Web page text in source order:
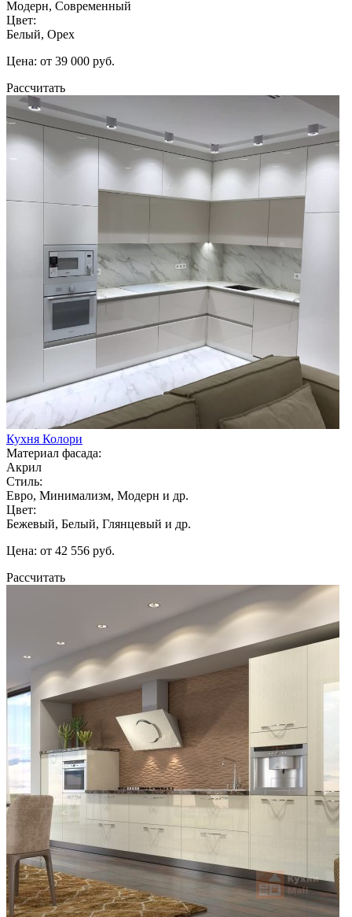
Модерн, Современный
Цвет:
Белый, Орех
Цена: от 39 000 руб.
Рассчитать
Кухня Колори
Материал фасада:
Акрил
Стиль:
Евро, Минимализм, Модерн и др.
Цвет:
Бежевый, Белый, Глянцевый и др.
Цена: от 42 556 руб.
Рассчитать